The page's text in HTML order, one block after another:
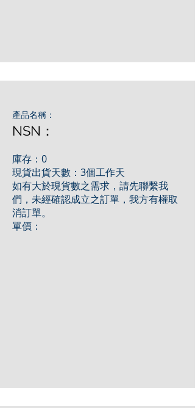
產品名稱：
NSN：
庫存：0
現貨出貨天數：3個工作天
如有大於現貨數之需求，請先聯繫我
們，未經確認成立之訂單，我方有權取
消訂單。
單價：